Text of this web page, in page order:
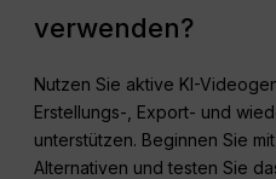
verwenden?
Nutzen Sie aktive KI-
Erstellungs-, Export- und
unterstützen. Beginnen Sie
Alternativen und testen Sie